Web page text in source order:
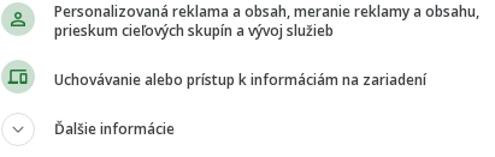
Personalizovaná reklama a obsah, meranie reklamy a obsahu,
prieskum cieľových skupín a vývoj služieb
Uchovávanie alebo prístup k informáciám na zariadení
Ďalšie informácie